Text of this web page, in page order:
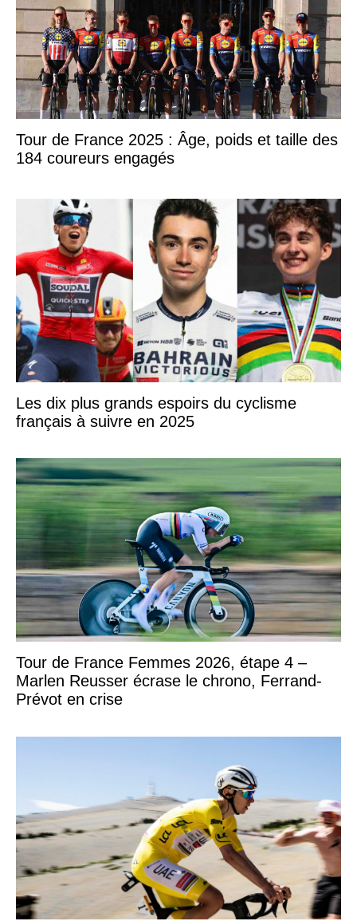
Tour de France 2025 : Âge, poids et taille des
184 coureurs engagés
Les dix plus grands espoirs du cyclisme
français à suivre en 2025
Tour de France Femmes 2026, étape 4 –
Marlen Reusser écrase le chrono, Ferrand-
Prévot en crise